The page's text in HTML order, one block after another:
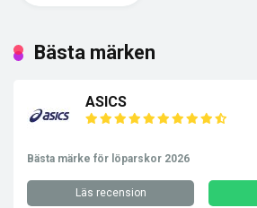
Bästa märken
ASICS
Bästa märke för löparskor 2026
Läs recension